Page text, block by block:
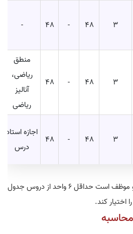
3
48
-
48
-
3
48
-
48
منطق
ریاضی،
آنالیز
ریاضی
3
48
-
48
اجازه استاد
درس
توجه داشته باشید که دانشجو موظف است حداقل 6 واحد از دروس جدول
کند.